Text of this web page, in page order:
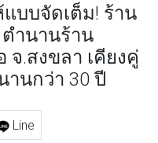
บบจัดเต็ม! ร้าน
ำนานร้าน
จ.สงขลา เคียงคู่
านกว่า 30 ปี
Line